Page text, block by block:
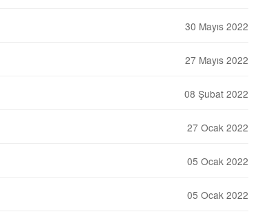
30 Mayıs 2022
27 Mayıs 2022
08 Şubat 2022
27 Ocak 2022
05 Ocak 2022
05 Ocak 2022